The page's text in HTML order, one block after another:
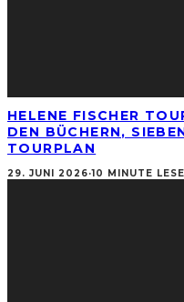
HELENE FISCHER
DEN BÜCHERN,
TOURPLAN
29. JUNI 2026·10 MINUTE